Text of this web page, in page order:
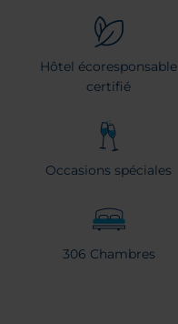
Hôtel écoresponsable
certifié
Occasions spéciales
306 Chambres